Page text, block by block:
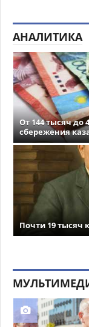
АНАЛИТИКА
От 144 тысяч до
сбережения
Почти 19 тысяч